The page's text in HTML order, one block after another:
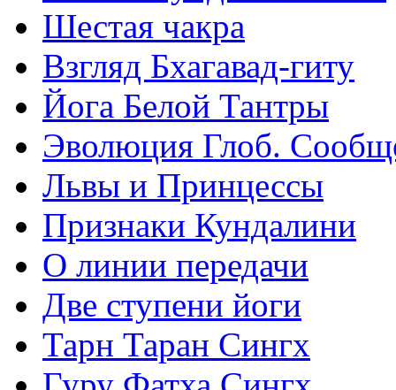
Шестая чакра
Взгляд Бхагавад-гиту
Йога Белой Тантры
Эволюция Глоб.
Львы и Принцессы
Признаки Кундалини
О линии передачи
Две ступени йоги
Тарн Таран Сингх